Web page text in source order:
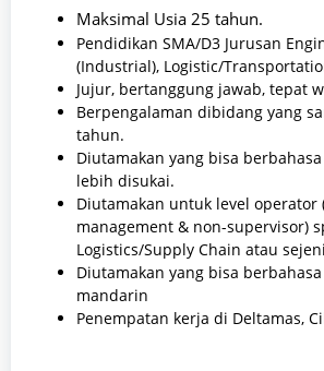
Maksimal Usia 25 tahun.
Pendidikan SMA/D3 Jurusan
(Industrial), Logistic/
Jujur, bertanggung jawab, tepat
Berpengalaman dibidang yang
tahun.
Diutamakan yang bisa
lebih disukai.
Diutamakan untuk level operator
management & non-supervisor)
Logistics/Supply Chain atau
Diutamakan yang bisa
mandarin
Penempatan kerja di Deltamas,